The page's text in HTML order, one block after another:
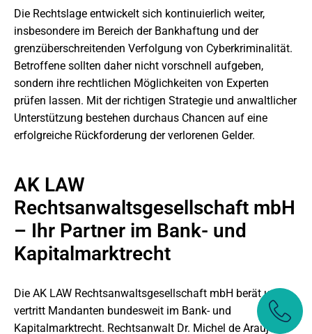
Die Rechtslage entwickelt sich kontinuierlich weiter,
insbesondere im Bereich der Bankhaftung und der
grenzüberschreitenden Verfolgung von Cyberkriminalität.
Betroffene sollten daher nicht vorschnell aufgeben,
sondern ihre rechtlichen Möglichkeiten von Experten
prüfen lassen. Mit der richtigen Strategie und anwaltlicher
Unterstützung bestehen durchaus Chancen auf eine
erfolgreiche Rückforderung der verlorenen Gelder.
AK LAW
Rechtsanwaltsgesellschaft mbH
– Ihr Partner im Bank- und
Kapitalmarktrecht
Die AK LAW Rechtsanwaltsgesellschaft mbH berät und
vertritt Mandanten bundesweit im Bank- und
Kapitalmarktrecht. Rechtsanwalt Dr. Michel de Araujo